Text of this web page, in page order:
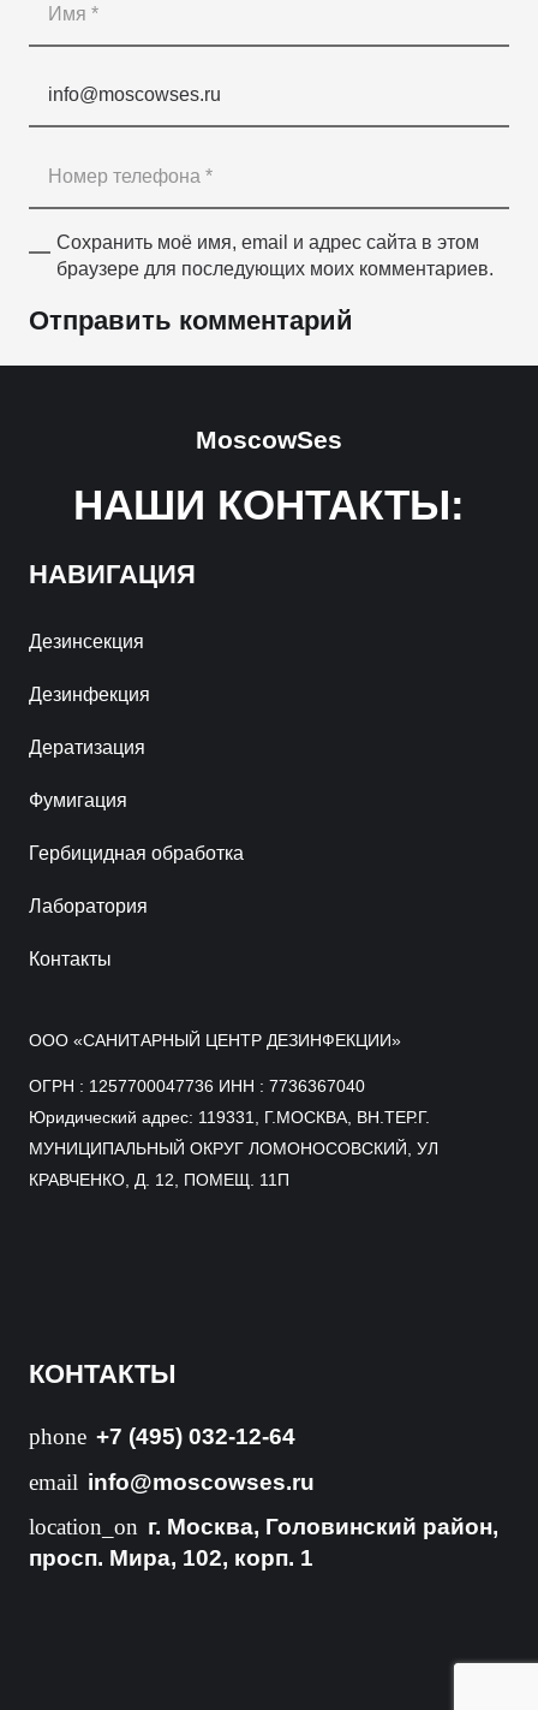
Сохранить моё имя, email и адрес сайта в этом
браузере для последующих моих комментариев.
Отправить комментарий
НАШИ КОНТАКТЫ:
MoscowSes
НАВИГАЦИЯ
Дезинсекция
Дезинфекция
Дератизация
Фумигация
Гербицидная обработка
Лаборатория
Контакты
ООО «САНИТАРНЫЙ ЦЕНТР ДЕЗИНФЕКЦИИ»
ОГРН : 1257700047736 ИНН : 7736367040
Юридический адрес: 119331, Г.МОСКВА, ВН.ТЕР.Г.
МУНИЦИПАЛЬНЫЙ ОКРУГ ЛОМОНОСОВСКИЙ, УЛ
КРАВЧЕНКО, Д. 12, ПОМЕЩ. 11П
КОНТАКТЫ
phone +7 (495) 032-12-64
email info@moscowses.ru
location_on г. Москва, Головинский район,
просп. Мира, 102, корп. 1